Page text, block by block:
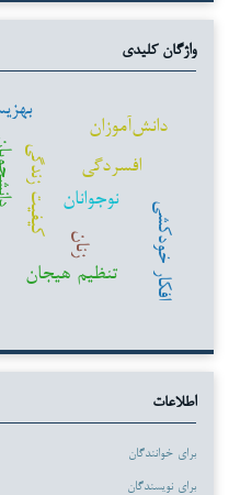
واژگان کلیدی
کیفیت زندگی نوجوانان
افسردگی
دانش‌آموزان
زنان
تنظیم هیجان
افکار خودکشی
اطلاعات
برای خوانندگان
برای نویسندگان